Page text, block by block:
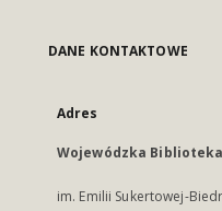
DANE KONTAKTOWE
Adres
Wojewódzka
im. Emilii Sukertowej-